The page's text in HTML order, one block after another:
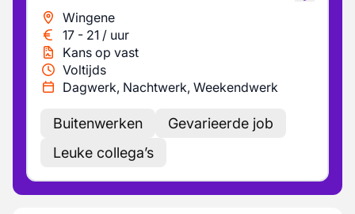
Wingene
17 - 21 / uur
Kans op vast
Voltijds
Dagwerk, Nachtwerk, Weekendwerk
Buitenwerken
Gevarieerde job
Leuke collega’s